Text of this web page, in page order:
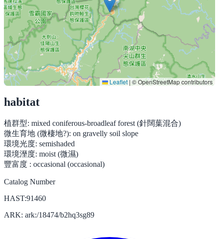
Leaflet | © OpenStreetMap contributors
habitat
植群型: mixed coniferous-broadleaf forest (針闊葉混合)
微生育地 (微棲地?): on gravelly soil slope
環境光度: semishaded
環境溼度: moist (微濕)
豐富度 : occasional (occasional)
Catalog Number
HAST:91460
ARK: ark:/18474/b2hq3sg89